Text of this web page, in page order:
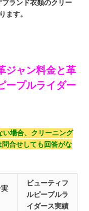
ランド衣類のクリー
ます。
ジャン料金と革
ープルライダー
い場合、クリーニング
合せしても回答がな
ビューティフ
ルピープルラ
イダース実績